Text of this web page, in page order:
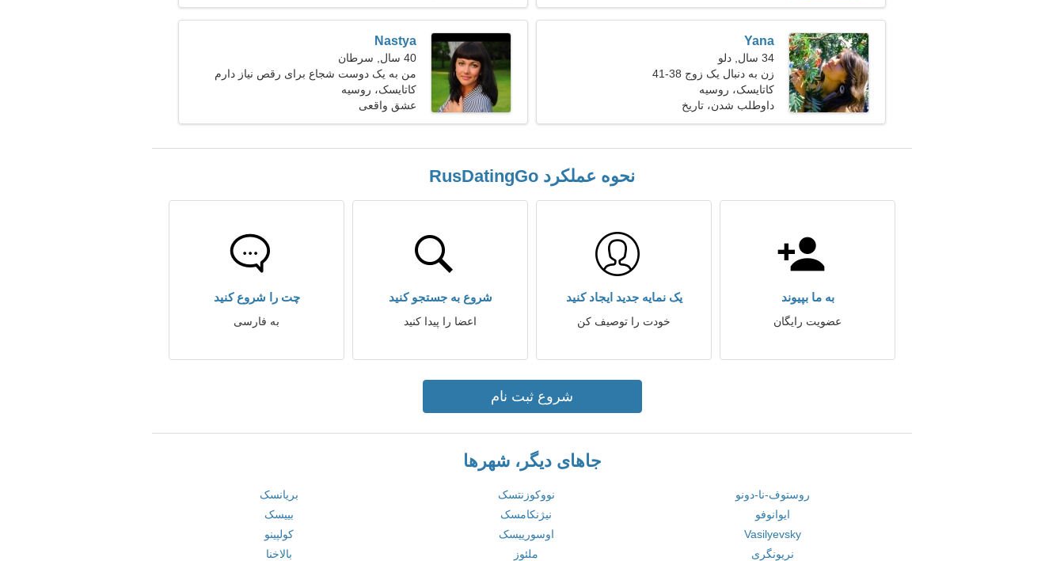
Yana
34 سال, دلو
زن به دنبال یک زوج 38-41
کاتایسک، روسیه
داوطلب شدن، تاریخ
Nastya
40 سال, سرطان
من به یک دوست شجاع برای رقص نیاز دارم
کاتایسک، روسیه
عشق واقعی
نحوه عملکرد RusDatingGo
به ما بپیوند
عضویت رایگان
یک نمایه جدید ایجاد کنید
خودت را توصیف کن
شروع به جستجو کنید
اعضا را پیدا کنید
چت را شروع کنید
به فارسی
شروع ثبت نام
جاهای دیگر، شهرها
روستوف-نا-دونو نووکوزنتسک
بریانسک
ایوانوفو
نیژنکامسک
بییسک
Vasilyevsky
اوسورییسک
کولپینو
نریونگری
ملئوز بالاخنا